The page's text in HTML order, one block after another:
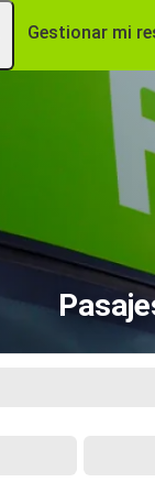
Gestionar mi